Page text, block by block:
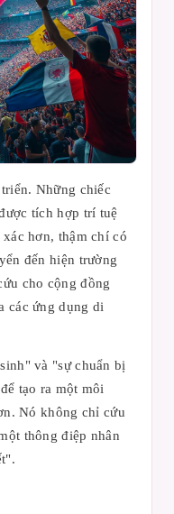
Những chiếc
tích hợp trí tuệ
hơn, thậm chí có
đến hiện trường
cho cộng đồng
các ứng dụng di
và "sự chuẩn bị
tạo ra một môi
Nó không chỉ cứu
thông điệp nhân